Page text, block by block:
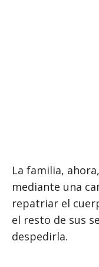
La familia,
mediante una
repatriar el
el resto de sus
despedirla.